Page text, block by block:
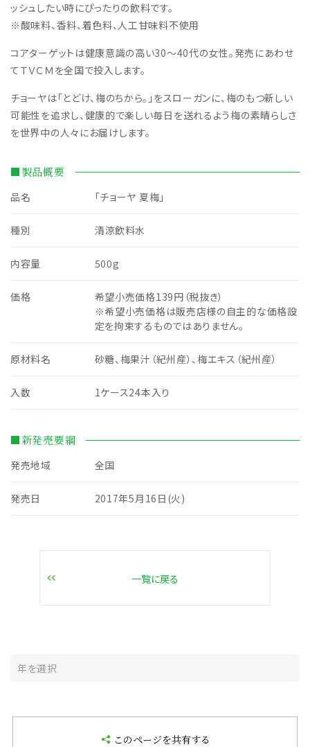
ッシュしたい時にぴったりの飲料です。
※酸味料、香料、着色料、人工甘味料不使用
コアターゲットは健康意識の高い30～40代の女性。発売にあわせ
てＴＶＣＭを全国で投入します。
チョーヤは「とどけ、梅のちから。」をスローガンに、梅のもつ新しい
可能性を追求し、健康的で楽しい毎日を送れるよう梅の素晴らしさ
を世界中の人々にお届けします。
■製品概要
品名 「チョーヤ 夏梅」
種別 清涼飲料水
内容量 500g
価格
希望小売価格139円（税抜き）
※希望小売価格は販売店様の自主的な価格設
定を拘束するものではありません。
原材料名 砂糖、梅果汁（紀州産）、梅エキス（紀州産）
入数 1ケース24本入り
■新発売要綱
発売地域 全国
発売日 2017年5月16日(火)
一覧に戻る
このページを共有する